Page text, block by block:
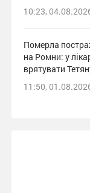
10:23,
Померла
на Ромни: у
врятувати
11:50,